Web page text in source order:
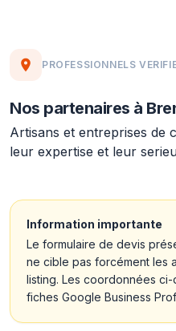
PROFESSIONNELS
Nos partenaires à
Artisans et entreprises de
leur expertise et leur
Information importante
Le formulaire de devis
ne cible pas forcément les
listing. Les coordonnées
fiches Google Business